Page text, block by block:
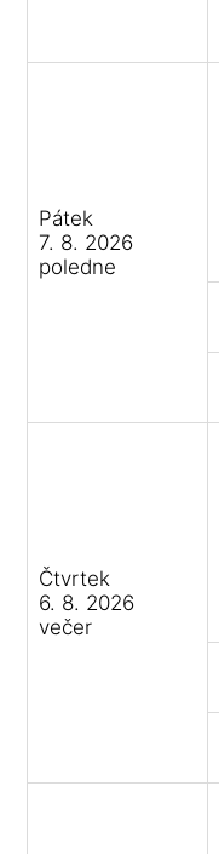
Pátek
7. 8. 2026
poledne
Čtvrtek
6. 8. 2026
večer